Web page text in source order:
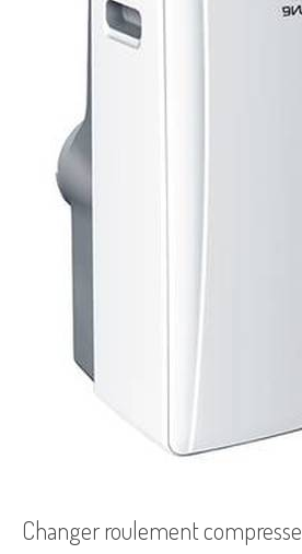
Changer roulement